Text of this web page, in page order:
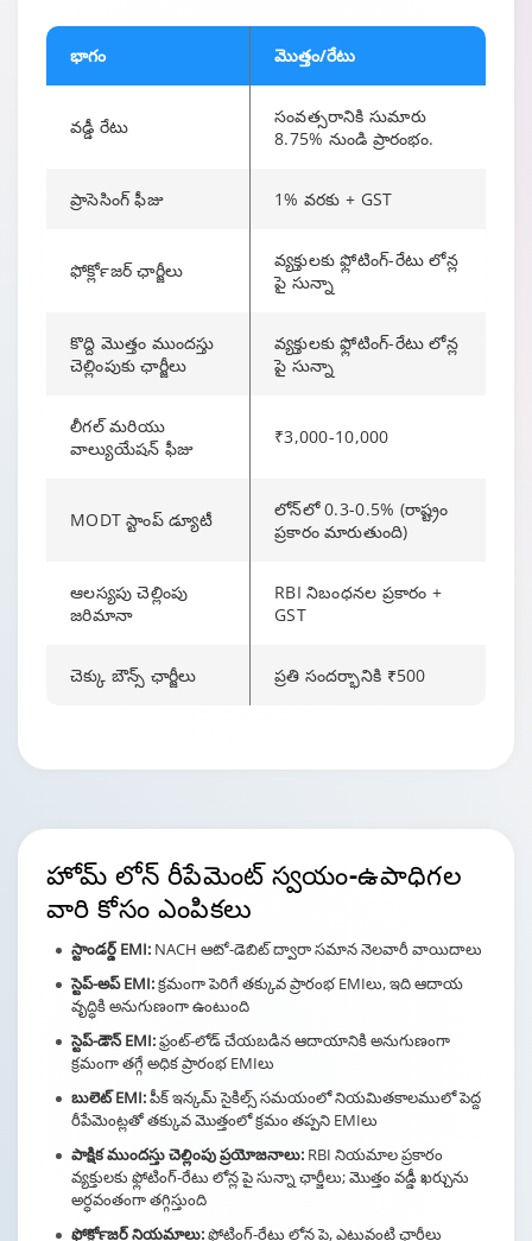
భాగం మొత్తం/రేటు
వడ్డీ రేటు
సంవత్సరానికి సుమారు
8.75% నుండి ప్రారంభం.
ప్రాసెసింగ్ ఫీజు 1% వరకు + GST
ఫోర్‍క్లోజర్ ఛార్జీలు
వ్యక్తులకు ఫ్లోటింగ్-రేటు లోన్ల
పై సున్నా
కొద్ది మొత్తం ముందస్తు
చెల్లింపుకు ఛార్జీలు
వ్యక్తులకు ఫ్లోటింగ్-రేటు లోన్ల
పై సున్నా
లీగల్ మరియు
వాల్యుయేషన్ ఫీజు
₹3,000-10,000
MODT స్టాంప్ డ్యూటీ
లోన్‌లో 0.3-0.5% (రాష్ట్రం
ప్రకారం మారుతుంది)
ఆలస్యపు చెల్లింపు
జరిమానా
RBI నిబంధనల ప్రకారం +
GST
చెక్కు బౌన్స్ ఛార్జీలు ప్రతి సందర్భానికి ₹500
హోమ్ లోన్ రీపేమెంట్స్వయం-ఉపాధిగల
వారి కోసం ఎంపికలు
స్టాండర్డ్ EMI: NACH ఆటో-డెబిట్ ద్వారా సమాన నెలవారీ వాయిదాలు
స్టెప్-అప్ EMI:క్రమంగా పెరిగే తక్కువ ప్రారంభ EMIలు, ఇది ఆదాయ
వృద్ధికి అనుగుణంగా ఉంటుంది
స్టెప్-డౌన్ EMI:ఫ్రంట్-లోడ్ చేయబడిన ఆదాయానికి అనుగుణంగా
క్రమంగా తగ్గే అధిక ప్రారంభ EMIలు
బులెట్ EMI:పీక్ ఇన్కమ్ సైకిల్స్ సమయంలో నియమితకాలములో పెద్ద
రీపేమెంట్లతో తక్కువ మొత్తంలో క్రమం తప్పని EMIలు
పాక్షిక ముందస్తు చెల్లింపు ప్రయోజనాలు: RBI నియమాల ప్రకారం
వ్యక్తులకు ఫ్లోటింగ్-రేటు లోన్ల పై సున్నా ఛార్జీలు; మొత్తం వడ్డీ ఖర్చును
అర్ధవంతంగా తగ్గిస్తుంది
ఫోర్‍క్లోజర్ నియమాలు:ఫ్లోటింగ్-రేటు లోన్ల పై, ఎటువంటి ఛార్జీలు